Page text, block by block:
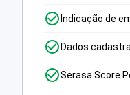
Indicação de
Dados
Serasa Score